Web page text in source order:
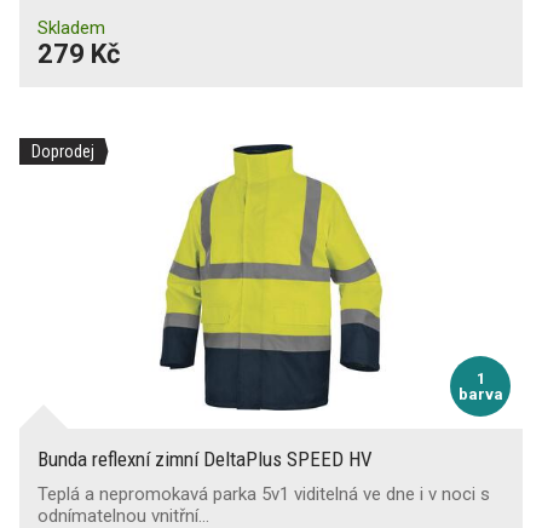
Skladem
279 Kč
Doprodej
1
barva
Bunda reflexní zimní DeltaPlus SPEED HV
Teplá a nepromokavá parka 5v1 viditelná ve dne i v noci s
odnímatelnou vnitřní…